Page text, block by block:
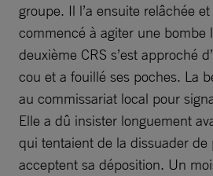
groupe. Il l’a ensuite relâchée
commencé à agiter une bombe
deuxième CRS s’est approché
cou et a fouillé ses poches. La
au commissariat local pour
Elle a dû insister longuement
qui tentaient de la dissuader de
acceptent sa déposition. Un